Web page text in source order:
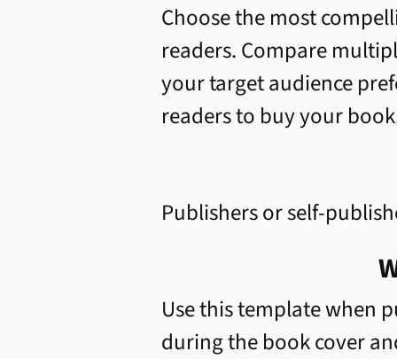
Choose the most
readers. Compare
your target audience
readers to buy your
Publishers or self-
Use this template when
during the book cover